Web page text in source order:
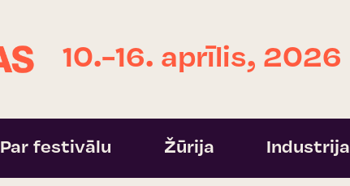
10.-16. aprīlis, 2026
Par festivālu Žūrija Industrija